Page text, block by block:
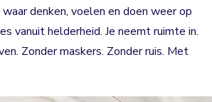
denken, voelen en doen weer op
vanuit helderheid. Je neemt ruimte in.
Zonder maskers. Zonder ruis. Met